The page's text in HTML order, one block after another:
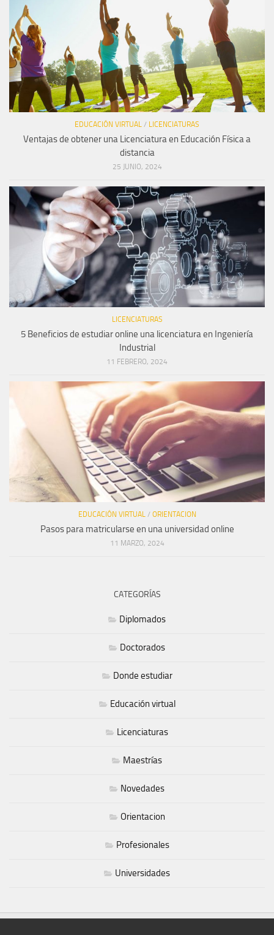
EDUCACIÓN VIRTUAL / LICENCIATURAS
Ventajas de obtener una Licenciatura en Educación Física a
distancia
25 JUNIO, 2024
LICENCIATURAS
5 Beneficios de estudiar online una licenciatura en Ingeniería
Industrial
11 FEBRERO, 2024
EDUCACIÓN VIRTUAL/ ORIENTACION
Pasos para matricularse en una universidad online
11 MARZO, 2024
CATEGORÍAS
Diplomados
Doctorados
Donde estudiar
Educación virtual
Licenciaturas
Maestrías
Novedades
Orientacion
Profesionales
Universidades